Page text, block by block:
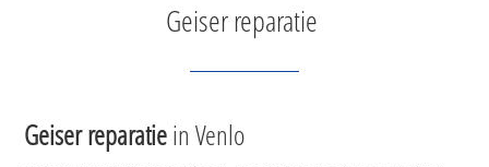
Geiser reparatie
Geiser reparatiein Venlo